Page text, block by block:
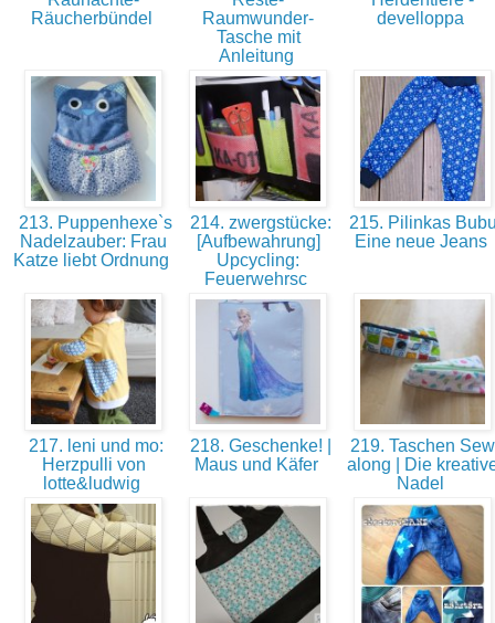
Räucherbündel
Raumwunder-
Tasche mit
Anleitung
develloppa
213. Puppenhexe`s
Nadelzauber: Frau
Katze liebt Ordnung
214. zwergstücke:
[Aufbewahrung]
Upcycling:
Feuerwehrsc
215. Pilinkas
Eine neue Jeans
217. leni und mo:
Herzpulli von
lotte&ludwig
218. Geschenke! |
Maus und Käfer
219. Taschen
along | Die
Nadel